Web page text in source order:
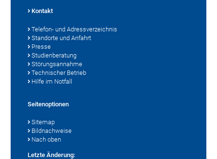
Kontakt
Telefon- und Adressverzeichnis
Standorte und Anfahrt
Presse
Studienberatung
Störungsannahme
Technischer Betrieb
Hilfe im Notfall
Seitenoptionen
Sitemap
Bildnachweise
Nach oben
Letzte Änderung: